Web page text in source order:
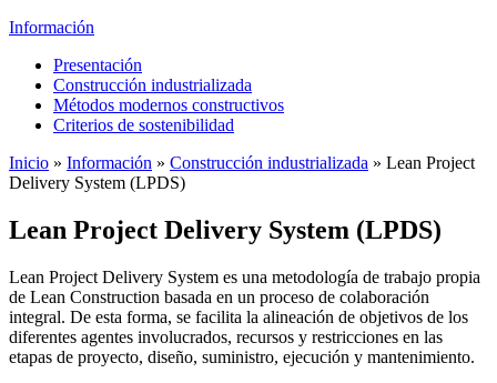
Información
Presentación
Construcción industrializada
Métodos modernos constructivos
Criterios de sostenibilidad
Inicio » Información » Construcción industrializada » Lean Project
Delivery System (LPDS)
Lean Project Delivery System (LPDS)
Lean Project Delivery System es una metodología de trabajo propia
de Lean Construction basada en un proceso de colaboración
integral. De esta forma, se facilita la alineación de objetivos de los
diferentes agentes involucrados, recursos y restricciones en las
etapas de proyecto, diseño, suministro, ejecución y mantenimiento.